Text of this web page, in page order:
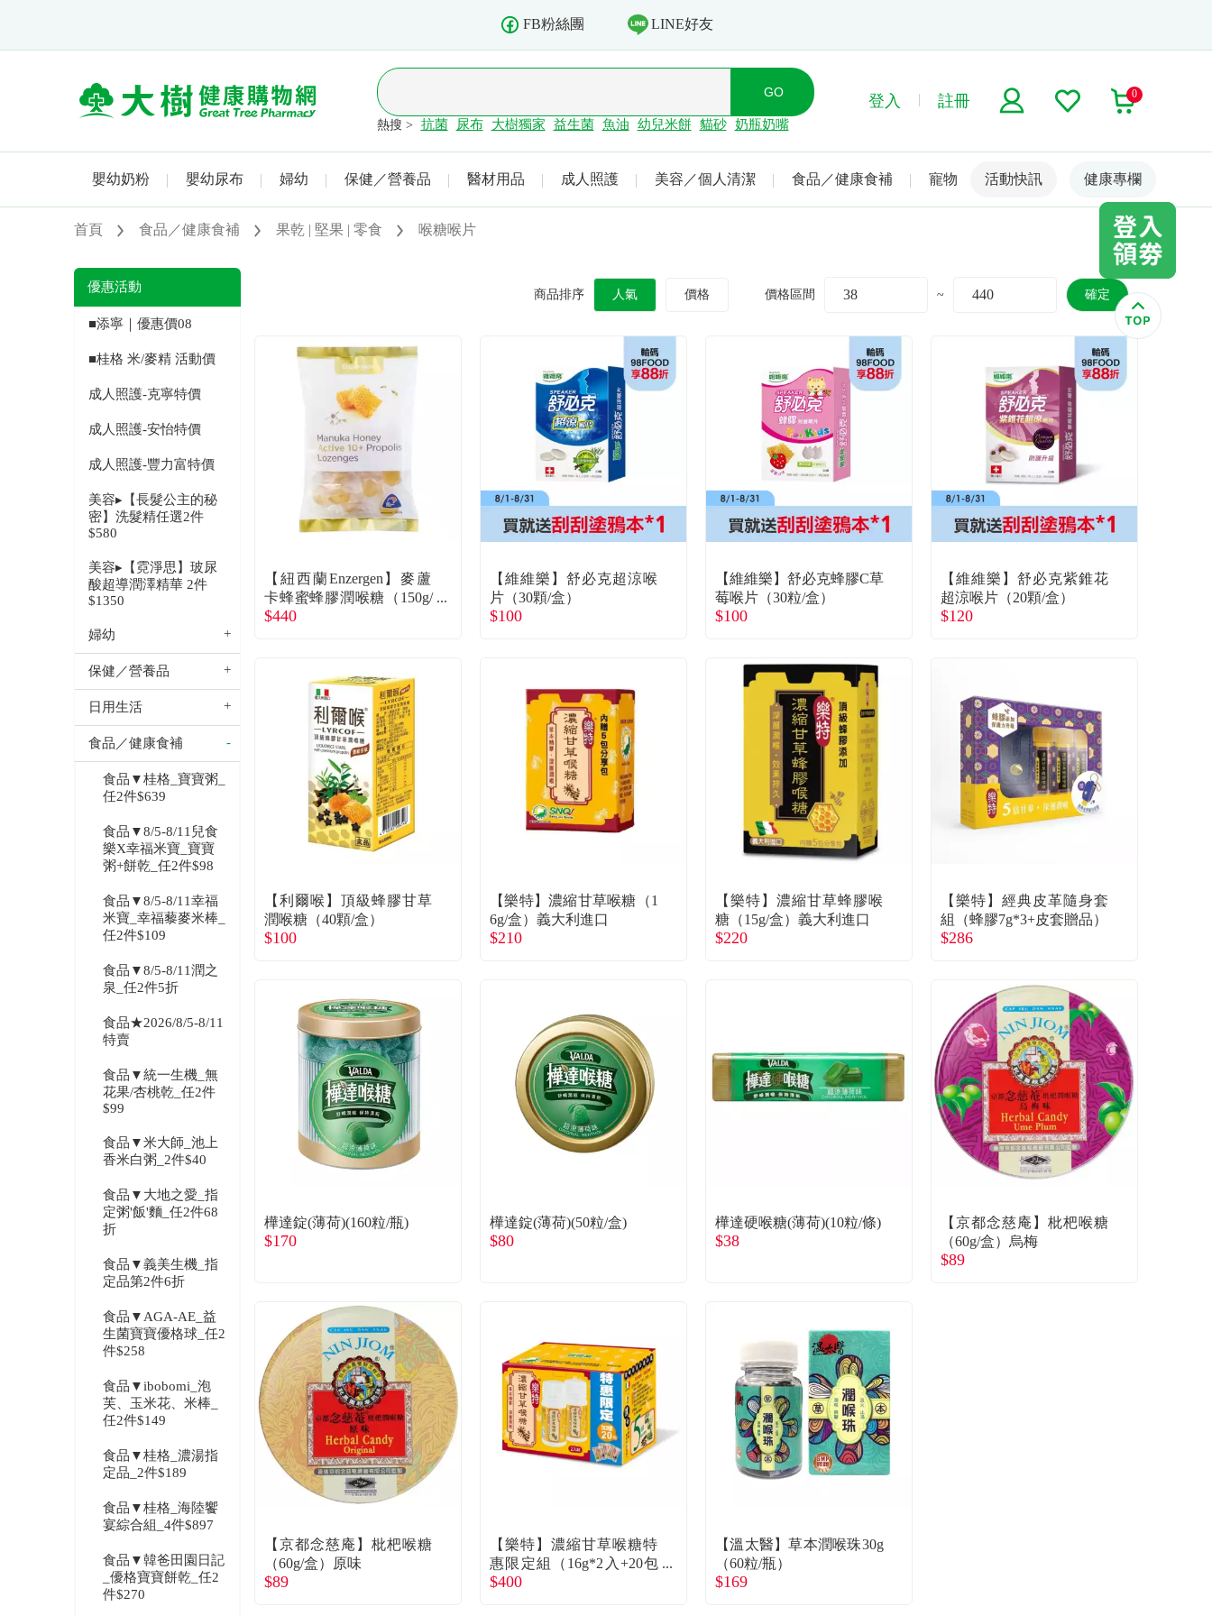
FB粉絲團 LINE好友
熱搜 > 抗菌 尿布 大樹獨家 益生菌 魚油 幼兒米餅 貓砂 奶瓶奶嘴
登入 註冊 0
嬰幼奶粉 嬰幼尿布 婦幼 保健／營養品 醫材用品 成人照護 美容／個人清潔 食品／健康食補 寵物 名人嚴選
活動快訊 健康專欄
首頁 食品／健康食補 果乾 | 堅果 | 零食 喉糖喉片
優惠活動
■添寧｜優惠價08
■桂格 米/麥精 活動價
成人照護-克寧特價
成人照護-安怡特價
成人照護-豐力富特價
美容▸【長髮公主的秘
密】洗髮精任選2件
$580
美容▸【霓淨思】玻尿
酸超導潤澤精華 2件
$1350
婦幼
保健／營養品
日用生活
食品／健康食補
食品▼桂格_寶寶粥_
任2件$639
食品▼8/5-8/11兒食
樂X幸福米寶_寶寶
粥+餅乾_任2件$98
食品▼8/5-8/11幸福
米寶_幸福藜麥米棒_
任2件$109
食品▼8/5-8/11潤之
泉_任2件5折
食品★2026/8/5-8/11
特賣
食品▼統一生機_無
花果/杏桃乾_任2件
$99
食品▼米大師_池上
香米白粥_2件$40
食品▼大地之愛_指
定粥'飯'麵_任2件68
折
食品▼義美生機_指
定品第2件6折
食品▼AGA-AE_益
生菌寶寶優格球_任2
件$258
食品▼ibobomi_泡
芙、玉米花、米棒_
任2件$149
食品▼桂格_濃湯指
定品_2件$189
食品▼桂格_海陸饗
宴綜合組_4件$897
食品▼韓爸田園日記
_優格寶寶餅乾_任2
件$270
商品排序 人氣 價格 價格區間 ~ 確定
【紐西蘭Enzergen】麥蘆
卡蜂蜜蜂膠潤喉糖（150g/
包）廠商直送
$440
【維維樂】舒必克超涼喉
片（30顆/盒）
$100
【維維樂】舒必克蜂膠C草
莓喉片（30粒/盒）
$100
【維維樂】舒必克紫錐花
超涼喉片（20顆/盒）
$120
【利爾喉】頂級蜂膠甘草
潤喉糖（40顆/盒）
$100
【樂特】濃縮甘草喉糖（1
6g/盒）義大利進口
$210
【樂特】濃縮甘草蜂膠喉
糖（15g/盒）義大利進口
$220
【樂特】經典皮革隨身套
組（蜂膠7g*3+皮套贈品）
$286
樺達錠(薄荷)(160粒/瓶)
$170
樺達錠(薄荷)(50粒/盒)
$80
樺達硬喉糖(薄荷)(10粒/條)
$38
【京都念慈庵】枇杷喉糖
（60g/盒）烏梅
$89
【京都念慈庵】枇杷喉糖
（60g/盒）原味
$89
【樂特】濃縮甘草喉糖特
惠限定組（16g*2入+20包
分享包）/盒
$400
【溫太醫】草本潤喉珠30g
（60粒/瓶）
$169